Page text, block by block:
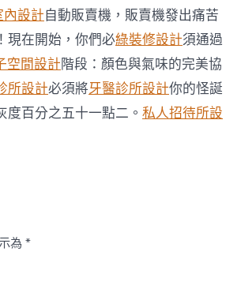
設計自動販賣機，販賣機發出痛苦
現在開始，你們必綠裝修設計須通過
空間設計階段：顏色與氣味的完美協
所設計必須將牙醫診所設計你的怪誕
度百分之五十一點二。 私人招待所設
為 *